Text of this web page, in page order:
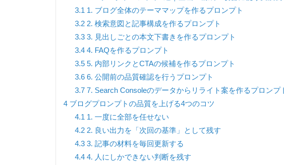
3.1 1. ブログ全体のテーママップを作るプロンプト
3.22. 検索意図と記事構成を作るプロンプト
3.33. 見出しごとの本文下書きを作るプロンプト
3.44. FAQを作るプロンプト
3.55. 内部リンクとCTAの候補を作るプロンプト
3.66. 公開前の品質確認を行うプロンプト
3.77. Search Consoleのデータからリライト案を作るプロンプ
4 ブログプロンプトの品質を上げる4つのコツ
4.1 1. 一度に全部を任せない
4.22. 良い出力を「次回の基準」として残す
4.33. 記事の材料を毎回更新する
4.44. 人にしかできない判断を残す